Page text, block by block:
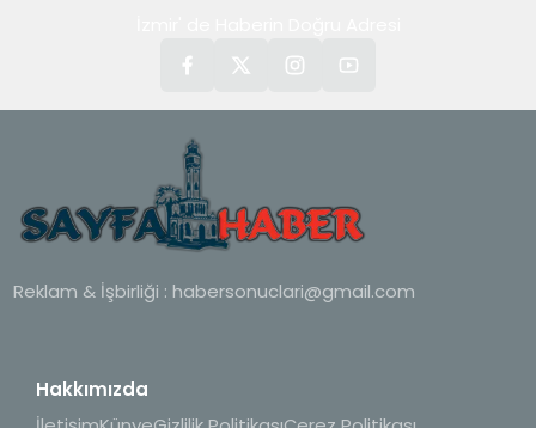
Reklam & İşbirliği : habersonuclari@gmail.com
Hakkımızda